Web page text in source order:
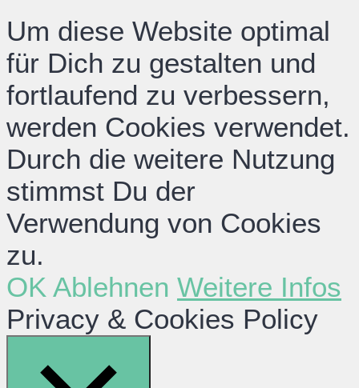
Um diese Website optimal
für Dich zu gestalten und
fortlaufend zu verbessern,
werden Cookies verwendet.
Durch die weitere Nutzung
stimmst Du der
Verwendung von Cookies
zu.
OK Ablehnen Weitere Infos
Privacy & Cookies Policy